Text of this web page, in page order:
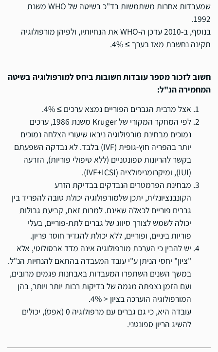
שמעבדות אחרות משתמשות בד"כ בשיטה של WHO משנת
1992.
בנוסף, ב-2010 עדכן ה-WHO את הנחיותיו, ולפיהן מורפולוגיה
תקינה נחשבת מאז בערך ≥ 4%.
חשוב לזכור מספר עובדות חשובות ביחס למורפולוגיה בשיטה
המחמירה הנ"ל:
אצל מרבית הגברים הפוריים נמצא ערכים ≥
לפי המחקר המקורי שלKruger
משנת 1986, ערכים
נמוכים מבחינת מורפולוגיה ניבאו שיעורי הצלחה נמוכים
יותר בהפריה חוץ-גופית (IVF) בלבד. לא נבדקה השפעתם
בקשר להריונות ספונטניים (ללא טיפולי פוריות), הזרעה
(
IUI), ומיקרומניפולציה (IVF+ICSI
).
מבחינת הפרמטרים הנבדקים בבדיקת הזרע
הקונבנציונלית, יתכן שלמורפולוגיה יכולת טובה להפריד בין
גברים פוריים לכאלה שאינם. למרות זאת, קביעת גבולות
יכולה לשמש לצורך סיווג של גברים לתת-פוריים, בעלי
פוריות ביניים, ופוריים, ללא יכולת להגדיר חוסר פריון.
יש להבין כי הערכת מורפולוגיה אינה מדד אבסולוטי, אלא
"ציון" יחסי הניתן ע"י עובד המעבדה בהתאם להנחיות הנ"ל.
במשך השנים השתפרו המעבדות באבחנות פגמים מרובים,
ועם הזמן נצפתה מגמה של בדיקות רבות יותר ויותר, בהן
המורפולוגיה הוערכה בציון < 4%.
עובדה היא, כי גם גברים עם מרפולוגיה 0 (אפס), יכולים
להשיג הריון ספונטני.